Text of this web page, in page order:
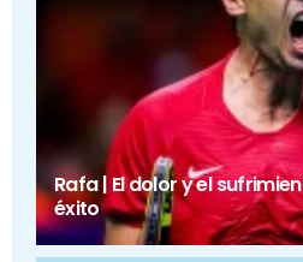
Rafa | El dolor y el
éxito